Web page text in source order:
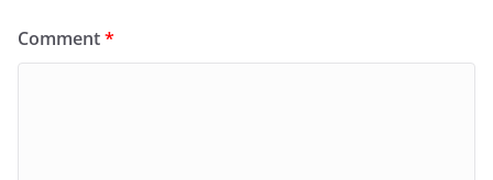
Comment*